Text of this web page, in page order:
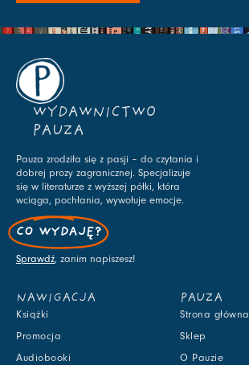
WYDAWNICTWO
PAUZA
Pauza zrodziła się z pasji – do czytania i
dobrej prozy zagranicznej. Specjalizuje
się w literaturze z wyższej półki, która
wciąga, pochłania, wywołuje emocje.
CO WYDAJĘ?
Sprawdź, zanim napiszesz!
NAWIGACJA
Książki
Promocja
Audiobooki
PAUZA
Strona główna
Sklep
O Pauzie